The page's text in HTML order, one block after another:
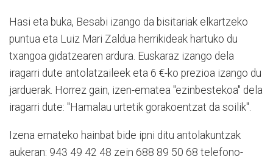
Hasi eta buka, Besabi izango da bisitariak elkartzeko
puntua eta Luiz Mari Zaldua herrikideak hartuko du
txangoa gidatzearen ardura. Euskaraz izango dela
iragarri dute antolatzaileek eta 6 €-ko prezioa izango du
jarduerak. Horrez gain, izen-ematea "ezinbestekoa" dela
iragarri dute: "Hamalau urtetik gorakoentzat da soilik".
Izena emateko hainbat bide ipni ditu antolakuntzak
aukeran: 943 49 42 48 zein 688 89 50 68 telefono-